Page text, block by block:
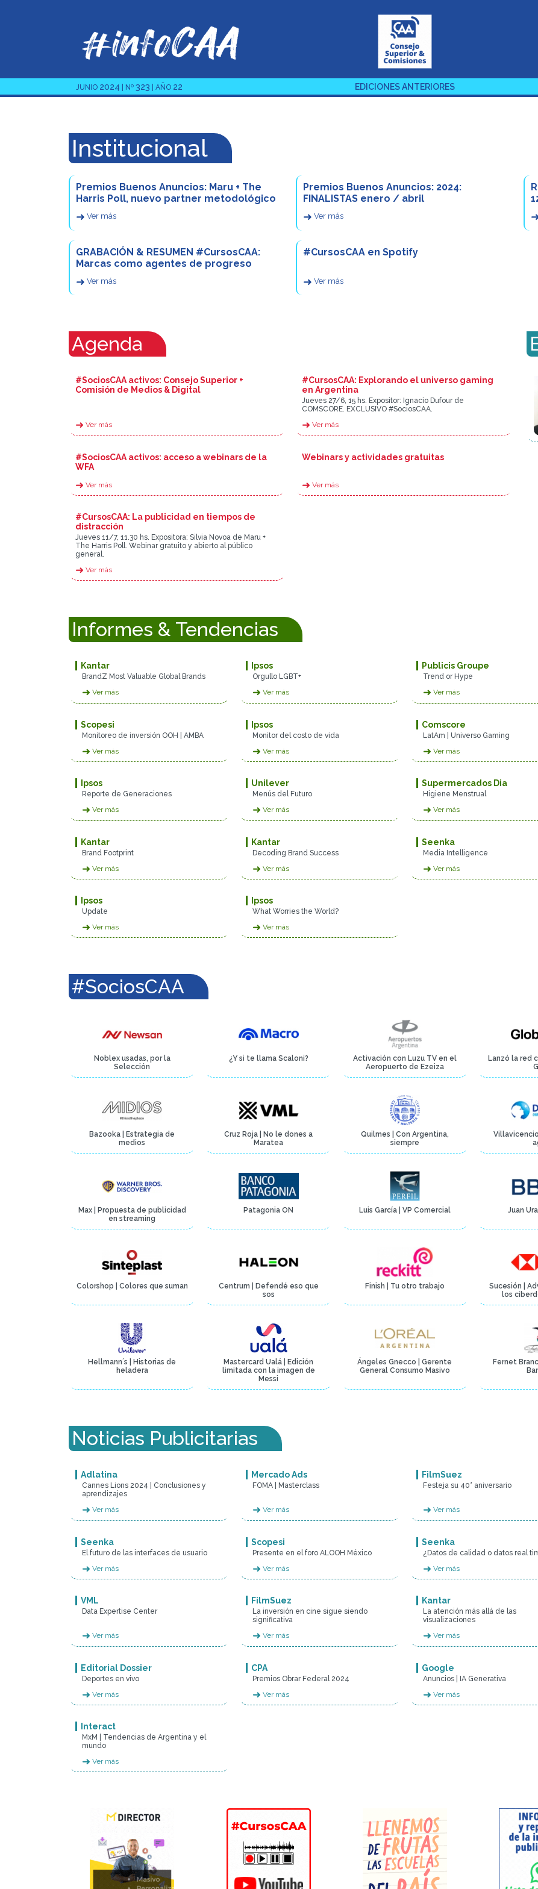
JUNIO 2024 | Nº 323 | AÑO 22 EDICIONES ANTERIORES
Institucional
Premios Buenos Anuncios: Maru + The
Harris Poll, nuevo partner metodológico
➜ Ver más
Premios Buenos Anuncios: 2024:
FINALISTAS enero / abril
➜ Ver más
GRABACIÓN & RESUMEN #CursosCAA:
Marcas como agentes de progreso
➜ Ver más
#CursosCAA en Spotify
➜ Ver más
Agenda
#SociosCAA activos: Consejo Superior +
Comisión de Medios & Digital
➜ Ver más
#CursosCAA: Explorando el universo gaming
en Argentina
Jueves 27/6, 15 hs. Expositor: Ignacio Dufour de
COMSCORE. EXCLUSIVO #SociosCAA.
➜ Ver más
#SociosCAA activos: acceso a webinars de la
WFA
➜ Ver más
Webinars y actividades gratuitas
➜ Ver más
#CursosCAA: La publicidad en tiempos de
distracción
Jueves 11/7, 11.30 hs. Expositora: Silvia Novoa de Maru +
The Harris Poll. Webinar gratuito y abierto al público
general.
➜ Ver más
Informes & Tendencias
Kantar
BrandZ Most Valuable Global Brands
➜ Ver más
Ipsos
Orgullo LGBT+
➜ Ver más
Publicis Groupe
Trend or Hype
➜ Ver más
Scopesi
Monitoreo de inversión OOH | AMBA
➜ Ver más
Ipsos
Monitor del costo de vida
➜ Ver más
Comscore
LatAm | Universo Gaming
➜ Ver más
Ipsos
Reporte de Generaciones
➜ Ver más
Unilever
Menús del Futuro
➜ Ver más
Supermercados Dia
Higiene Menstrual
➜ Ver más
Kantar
Brand Footprint
➜ Ver más
Kantar
Decoding Brand Success
➜ Ver más
Seenka
Media Intelligence
➜ Ver más
Ipsos
Update
➜ Ver más
Ipsos
What Worries the World?
➜ Ver más
#SociosCAA
Noblex usadas, por la
Selección
¿Y si te llama Scaloni?
Activación con Luzu TV en el
Aeropuerto de Ezeiza
Lanzó la red
Bazooka | Estrategia de
medios
Cruz Roja | No le dones a
Maratea
Quilmes | Con Argentina,
siempre
Max | Propuesta de publicidad
en streaming
Patagonia ON Luis García | VP Comercial Juan
Colorshop | Colores que suman
Centrum | Defendé eso que
sos
Finish | Tu otro trabajo
Sucesión |
los
Hellmann´s | Historias de
heladera
Mastercard Ualá | Edición
limitada con la imagen de
Messi
Ángeles Gnecco | Gerente
General Consumo Masivo
Fernet
Noticias Publicitarias
Adlatina
Cannes Lions 2024 | Conclusiones y
aprendizajes
➜ Ver más
Mercado Ads
FOMA | Masterclass
➜ Ver más
FilmSuez
Festeja su 40° aniversario
➜ Ver más
Seenka
El futuro de las interfaces de usuario
➜ Ver más
Scopesi
Presente en el foro ALOOH México
➜ Ver más
Seenka
¿Datos de calidad o datos real
➜ Ver más
VML
Data Expertise Center
➜ Ver más
FilmSuez
La inversión en cine sigue siendo
significativa
➜ Ver más
Kantar
La atención más allá de las
visualizaciones
➜ Ver más
Editorial Dossier
Deportes en vivo
➜ Ver más
CPA
Premios Obrar Federal 2024
➜ Ver más
Google
Anuncios | IA Generativa
➜ Ver más
Interact
MxM | Tendencias de Argentina y el
mundo
➜ Ver más